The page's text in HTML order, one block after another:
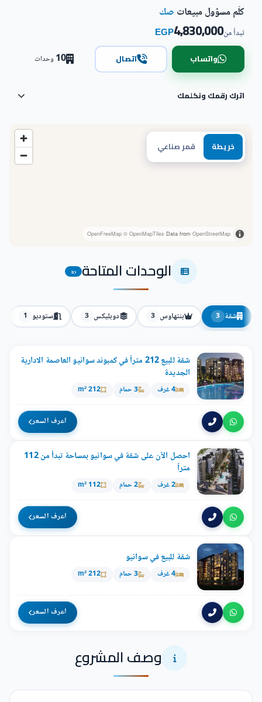
خريطة قمر صناعي
OpenFreeMap © OpenMapTiles Data from OpenStreetMap
كلّم مسؤول مبيعات صك
تبدأ من4,830,000
EGP
واتساب اتصال 10وحدات
اترك رقمك ونكلمك
الوحدات المتاحة 10
شقة 3 بنتهاوس 3 دوبليكس 3 ستوديو 1
شقة للبيع 212 متراً في كمبوند سوانيو العاصمة الادارية
الجديدة
4 غرف 3 حمام 212 m²
اعرف السعر
احصل الآن على شقة في سوانيو بمساحة تبدأ من 112
متراً
2 غرف 2 حمام 112 m²
اعرف السعر
شقة للبيع في سوانيو
4 غرف 3 حمام 212 m²
اعرف السعر
وصف المشروع